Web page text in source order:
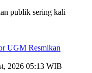
publik sering kali
UGM Resmikan
2026 05:13 WIB